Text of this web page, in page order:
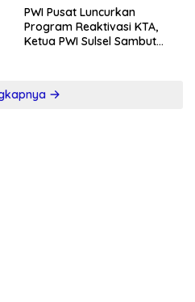
PWI Pusat Luncurkan
Program Reaktivasi KTA,
Ketua PWI Sulsel Sambut